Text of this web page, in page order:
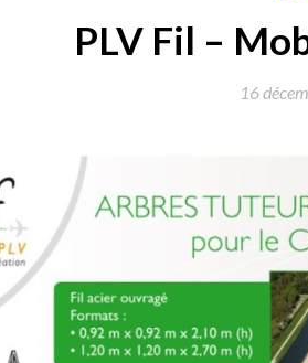
PLV Fil –
16